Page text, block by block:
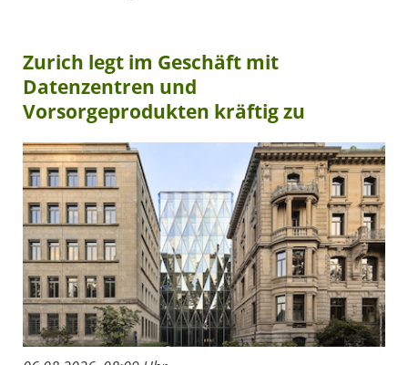
Zurich legt im Geschäft mit
Datenzentren und
Vorsorgeprodukten kräftig zu